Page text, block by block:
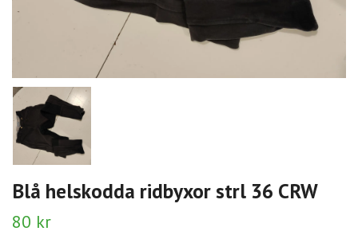
Blå helskodda ridbyxor strl 36 CRW
80 kr